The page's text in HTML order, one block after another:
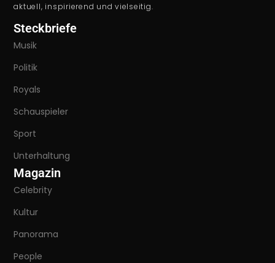
aktuell, inspirierend und vielseitig.
Steckbriefe
Musik
Politik
Royals
Schauspieler
Sport
Unterhaltung
Magazin
Celebrity
Kultur
Panorama
People